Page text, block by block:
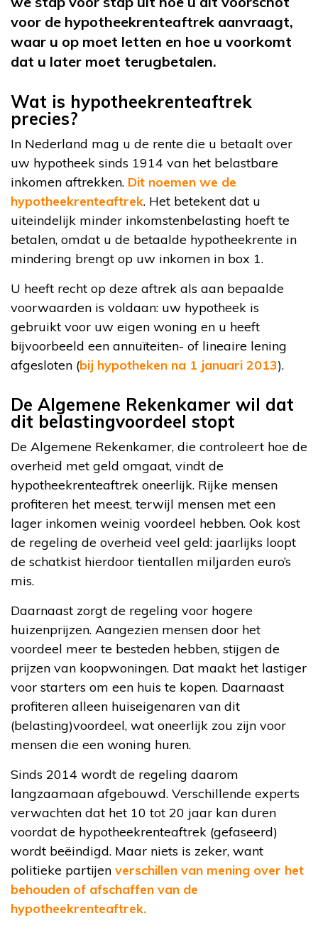
voor de hypotheekrenteaftrek aanvraagt,
waar u op moet letten en hoe u voorkomt
dat u later moet terugbetalen.
Wat is hypotheekrenteaftrek
precies?
In Nederland mag u de rente die u betaalt over
uw hypotheek sinds 1914 van het belastbare
inkomen aftrekken. Dit noemen we de
hypotheekrenteaftrek. Het betekent dat u
uiteindelijk minder inkomstenbelasting hoeft te
betalen, omdat u de betaalde hypotheekrente in
mindering brengt op uw inkomen in box 1.
U heeft recht op deze aftrek als aan bepaalde
voorwaarden is voldaan: uw hypotheek is
gebruikt voor uw eigen woning en u heeft
bijvoorbeeld een annuïteiten- of lineaire lening
afgesloten (bij hypotheken na 1 januari 2013).
De Algemene Rekenkamer wil dat
dit belastingvoordeel stopt
De Algemene Rekenkamer, die controleert hoe de
overheid met geld omgaat, vindt de
hypotheekrenteaftrek oneerlijk. Rijke mensen
profiteren het meest, terwijl mensen met een
lager inkomen weinig voordeel hebben. Ook kost
de regeling de overheid veel geld: jaarlijks loopt
de schatkist hierdoor tientallen miljarden euro’s
mis.
Daarnaast zorgt de regeling voor hogere
huizenprijzen. Aangezien mensen door het
voordeel meer te besteden hebben, stijgen de
prijzen van koopwoningen. Dat maakt het lastiger
voor starters om een huis te kopen. Daarnaast
profiteren alleen huiseigenaren van dit
(belasting)voordeel, wat oneerlijk zou zijn voor
mensen die een woning huren.
Sinds 2014 wordt de regeling daarom
langzaamaan afgebouwd. Verschillende experts
verwachten dat het 10 tot 20 jaar kan duren
voordat de hypotheekrenteaftrek (gefaseerd)
wordt beëindigd. Maar niets is zeker, want
politieke partijen verschillen van mening over het
behouden of afschaffen van de
hypotheekrenteaftrek.